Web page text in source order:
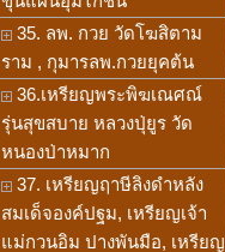
35. ลพ. กวย วัดโฆสิตาม
ราม , กุมารลพ.กวยยุคต้น
36.เหรียญพระพิฆเณศณ์
รุ่นสุขสบาย หลวงปุ่ยูร วัด
หนองป่าหมาก
37. เหรียญฤาษีลิงดำหลัง
สมเด็จองค์ปฐม, เหรียญเจ้า
แม่กวนอิม ปางพันมือ, เหรียญ